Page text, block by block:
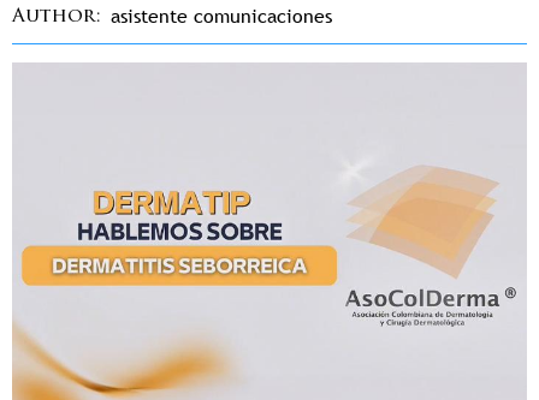
Author asistente comunicaciones